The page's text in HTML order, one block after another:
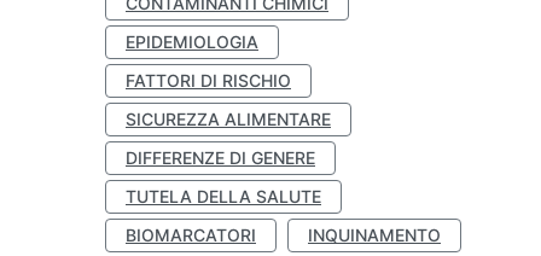
EPIDEMIOLOGIA
FATTORI DI RISCHIO
SICUREZZA ALIMENTARE
DIFFERENZE DI GENERE
TUTELA DELLA SALUTE
BIOMARCATORI
INQUINAMENTO